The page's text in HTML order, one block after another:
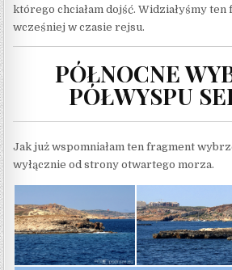
którego chciałam dojść. Widziałyśmy
wcześniej w czasie rejsu.
PÓŁNOCNE
PÓŁWYSPU
Jak już wspomniałam ten fragment
wyłącznie od strony otwartego morza.